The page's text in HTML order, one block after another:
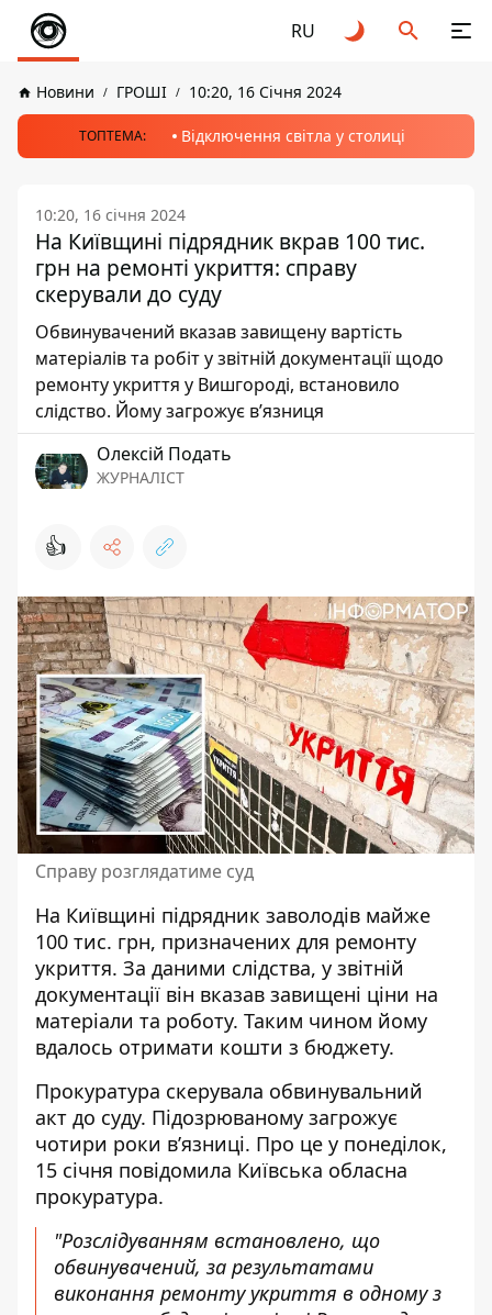
RU
Новини ГРОШІ 10:20, 16 Січня 2024
ТОПТЕМА: Відключення світла у столиці
10:20, 16 січня 2024
На Київщині підрядник вкрав 100 тис.
грн на ремонті укриття: справу
скерували до суду
Обвинувачений вказав завищену вартість
матеріалів та робіт у звітній документації щодо
ремонту укриття у Вишгороді, встановило
слідство. Йому загрожує вʼязниця
Олексій Подать
ЖУРНАЛІСТ
👍
Справу розглядатиме суд
На Київщині підрядник заволодів майже
100 тис. грн, призначених для ремонту
укриття. За даними слідства, у звітній
документації він вказав завищені ціни на
матеріали та роботу. Таким чином йому
вдалось отримати кошти з бюджету.
Прокуратура скерувала обвинувальний
акт до суду. Підозрюваному загрожує
чотири роки вʼязниці. Про це у понеділок,
15 січня повідомила Київська обласна
прокуратура.
"Розслідуванням встановлено, що
обвинувачений, за результатами
виконання ремонту укриття в одному з